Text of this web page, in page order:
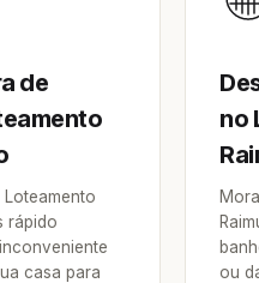
de
rápido
casa para
no
ou